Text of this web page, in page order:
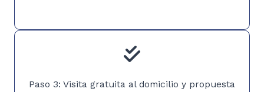
Paso 3: Visita gratuita al domicilio y propuesta